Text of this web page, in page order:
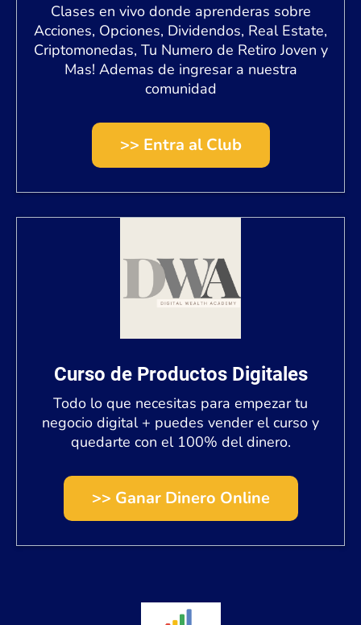
Clases en vivo donde aprenderas sobre
Acciones, Opciones, Dividendos, Real Estate,
Criptomonedas, Tu Numero de Retiro Joven y
Mas! Ademas de ingresar a nuestra
comunidad
>> Entra al Club
Curso de Productos Digitales
Todo lo que necesitas para empezar tu
negocio digital + puedes vender el curso y
quedarte con el 100% del dinero.
>> Ganar Dinero Online